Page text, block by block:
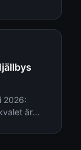
2026:
är